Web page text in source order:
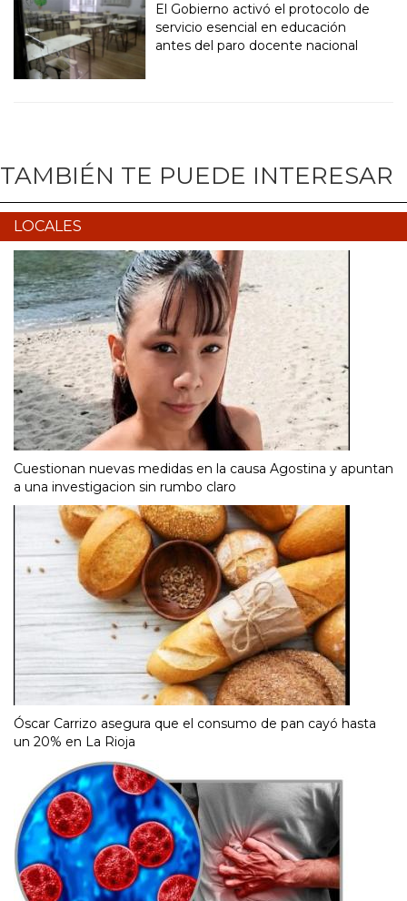
El Gobierno activó el protocolo de
servicio esencial en educación
antes del paro docente nacional
TAMBIÉN TE PUEDE INTERESAR
LOCALES
Cuestionan nuevas medidas en la causa Agostina y apuntan
a una investigacion sin rumbo claro
Óscar Carrizo asegura que el consumo de pan cayó hasta
un 20% en La Rioja